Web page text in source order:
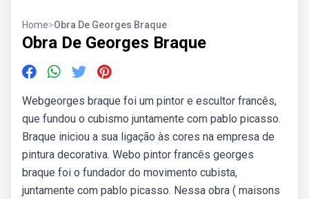
Home>Obra De Georges Braque
Obra De Georges Braque
Webgeorges braque foi um pintor e escultor francês,
que fundou o cubismo juntamente com pablo picasso.
Braque iniciou a sua ligação às cores na empresa de
pintura decorativa. Webo pintor francês georges
braque foi o fundador do movimento cubista,
juntamente com pablo picasso. Nessa obra ( maisons